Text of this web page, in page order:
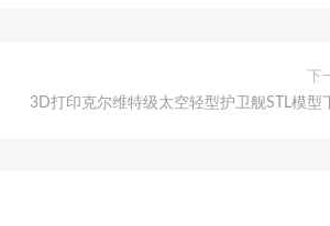
下
3D打印克尔维特级太空轻型护卫舰STL模型